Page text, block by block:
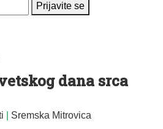
Prijavite se
dana srca
Sremska Mitrovica